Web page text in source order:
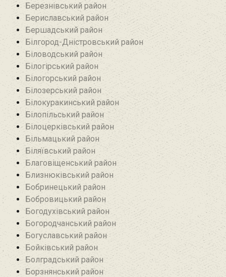
Березнівський район‎
Бериславський район
Бершадський район
Білгород-Дністровський район
Біловодський район‎
Білогірський район
Білогорський район
Білозерський район
Білокуракинський район‎
Білопільський район
Білоцерківський район
Більмацький район
Біляївський район‎
Благовіщенський район
Близнюківський район
Бобринецький район
Бобровицький район
Богодухівський район
Богородчанський район
Богуславський район
Бойківський район
Болградський район
Борзнянський район